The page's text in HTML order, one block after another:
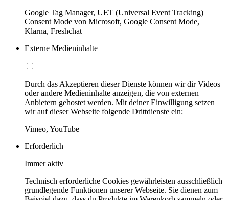
Google Tag Manager, UET (Universal Event Tracking)
Consent Mode von Microsoft, Google Consent Mode,
Klarna, Freshchat
Externe Medieninhalte
Durch das Akzeptieren dieser Dienste können wir dir Videos
oder andere Medieninhalte anzeigen, die von externen
Anbietern gehostet werden. Mit deiner Einwilligung setzen
wir auf dieser Webseite folgende Drittdienste ein:
Vimeo, YouTube
Erforderlich
Immer aktiv
Technisch erforderliche Cookies gewährleisten ausschließlich
grundlegende Funktionen unserer Webseite. Sie dienen zum